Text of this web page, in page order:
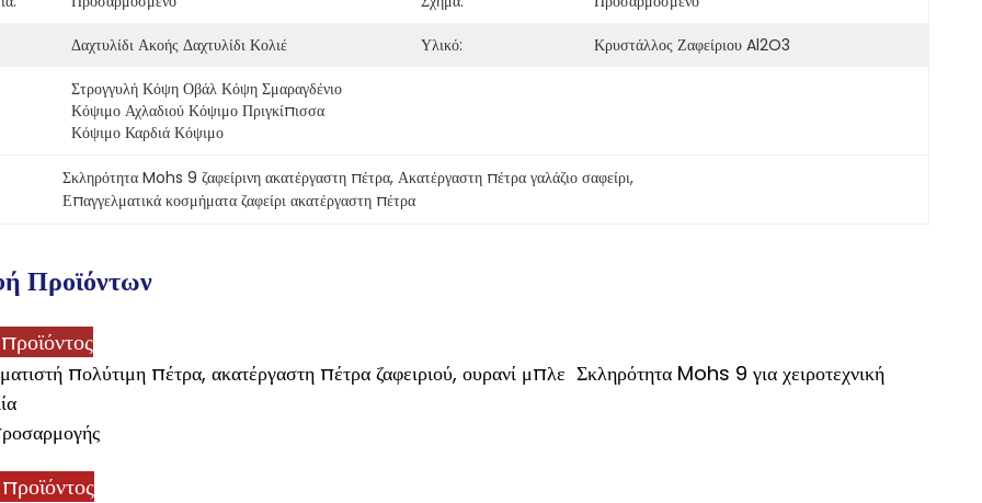
Δαχτυλίδι Ακοής Δαχτυλίδι Κολιέ
Υλικό:
Κρυστάλλος Ζαφείριου Al2O3
Στρογγυλή Κόψη Οβάλ Κόψη Σμαραγδένιο
Κόψιμο Αχλαδιού Κόψιμο Πριγκίπισσα
Κόψιμο Καρδιά Κόψιμο
Σκληρότητα Mohs 9 ζαφείρινη ακατέργαστη πέτρα, Ακατέργαστη πέτρα γαλάζιο σαφείρι,
Επαγγελματικά κοσμήματα ζαφείρι ακατέργαστη πέτρα
Προϊόντων
πολύτιμη πέτρα, ακατέργαστη πέτρα ζαφειριού, ουρανί μπλε Σκληρότητα Mohs 9 για χειροτεχνική